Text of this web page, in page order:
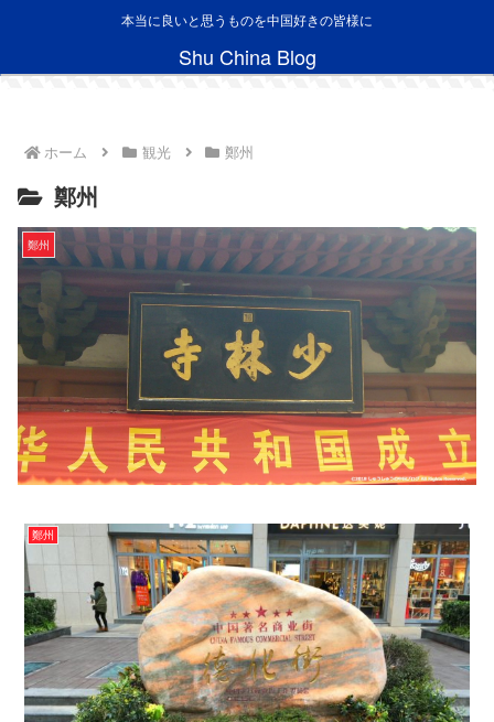
本当に良いと思うものを中国好きの皆様に
Shu China Blog
ホーム 観光 鄭州
鄭州
鄭州
鄭州